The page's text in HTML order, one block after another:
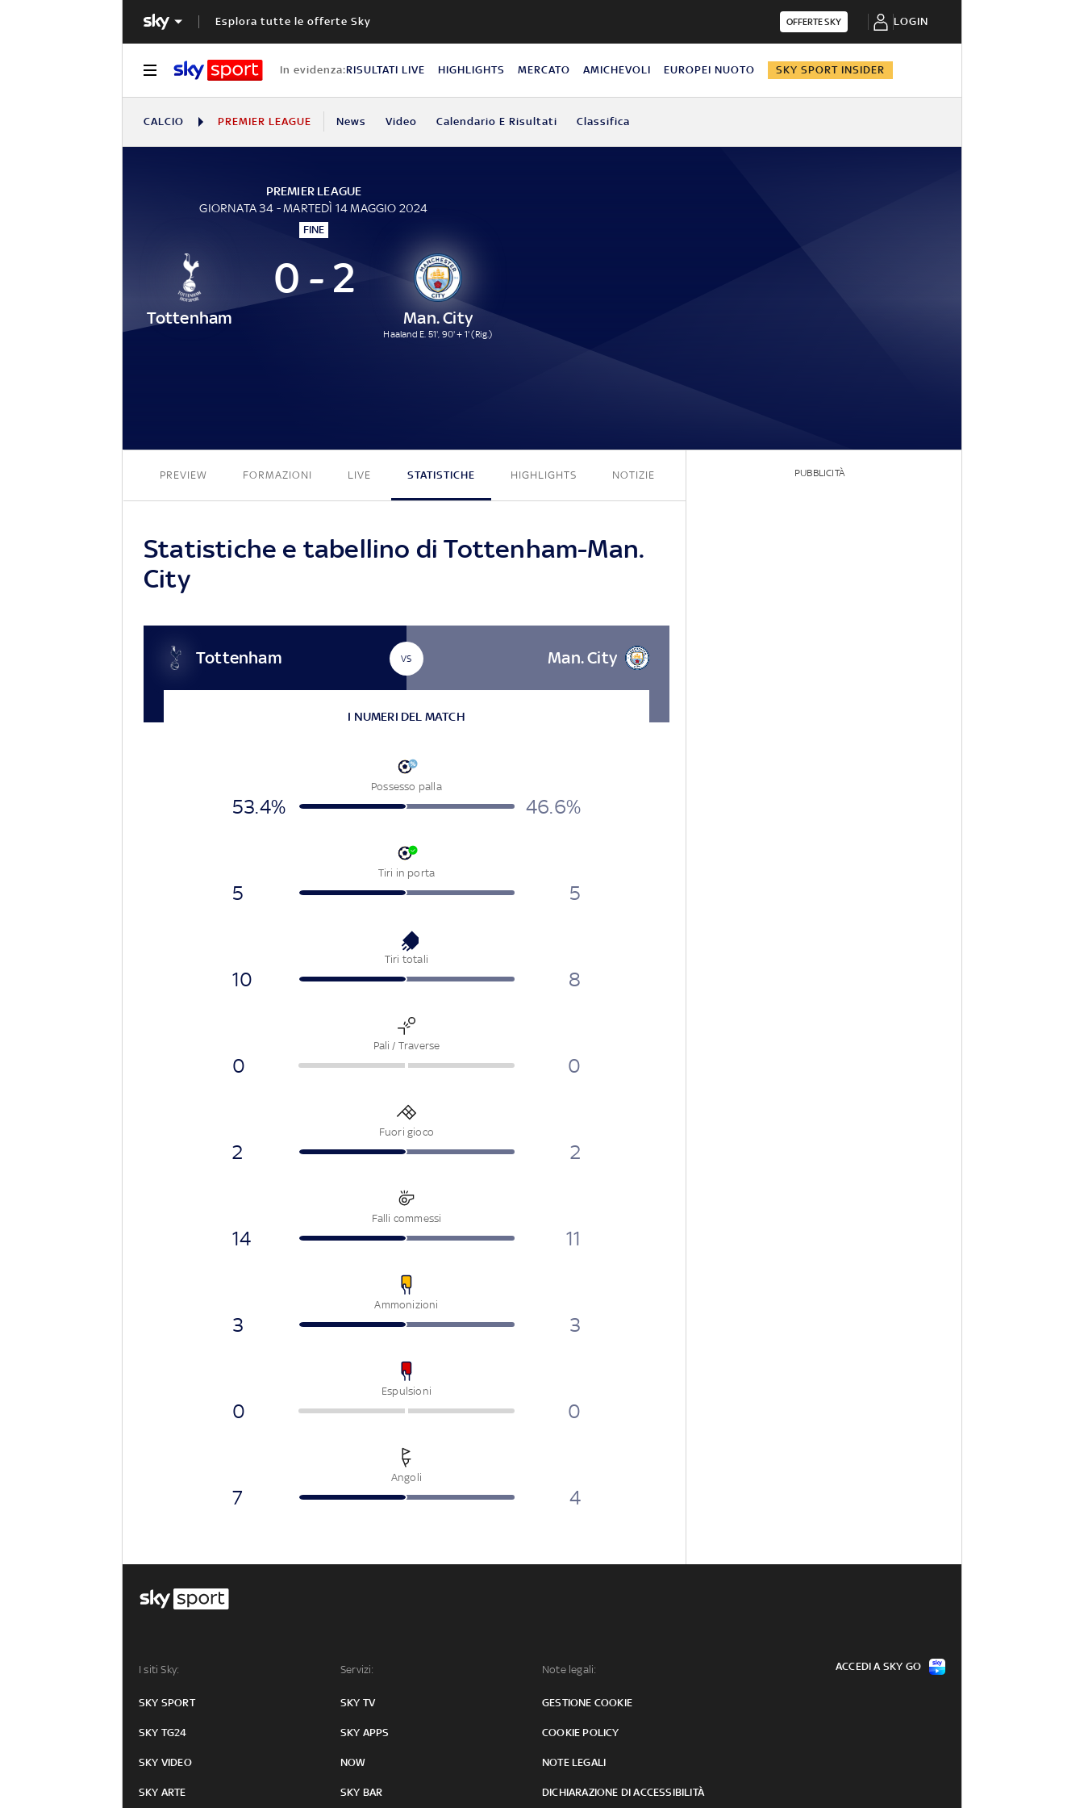
Esplora tutte le offerte Sky OFFERTE SKY LOGIN
In evidenza:RISULTATI LIVE HIGHLIGHTS MERCATO AMICHEVOLI EUROPEI NUOTO SKY SPORT INSIDER
CALCIO PREMIER LEAGUE News Video Calendario E Risultati Classifica
PREMIER LEAGUE
GIORNATA 34 - MARTEDÌ 14 MAGGIO 2024
FINE
Tottenham
0 - 2
Man. City
Haaland E. 51', 90' + 1' (Rig.)
PREVIEW FORMAZIONI LIVE STATISTICHE HIGHLIGHTS NOTIZIE
Statistiche e tabellino di Tottenham-Man.
City
Tottenham VS Man. City
I NUMERI DEL MATCH
Possesso palla
53.4% 46.6%
Tiri in porta
5 5
Tiri totali
10 8
Pali / Traverse
0 0
Fuori gioco
2 2
Falli commessi
14 11
Ammonizioni
3 3
Espulsioni
0 0
Angoli
7 4
PUBBLICITÀ
I siti Sky:
SKY SPORT
SKY TG24
SKY VIDEO
SKY ARTE
Servizi:
SKY TV
SKY APPS
NOW
SKY BAR
Note legali:
GESTIONE COOKIE
COOKIE POLICY
NOTE LEGALI
DICHIARAZIONE DI ACCESSIBILITÀ
ACCEDI A SKY GO